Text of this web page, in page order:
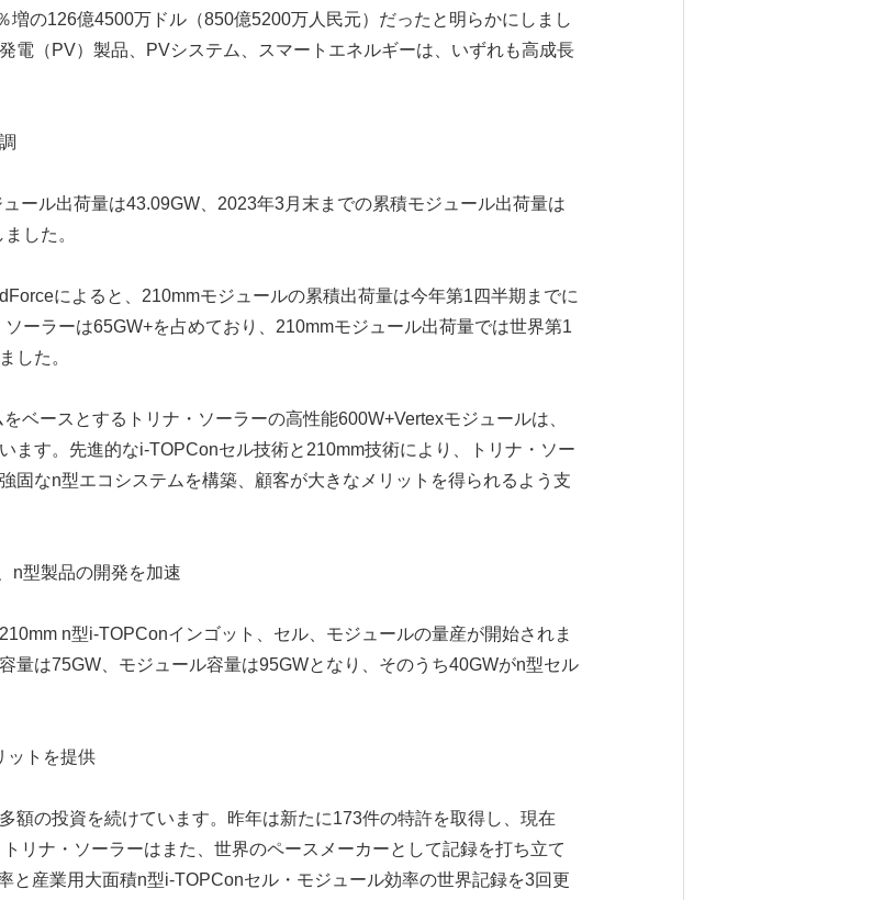
増の126億4500万ドル（850億5200万人民元）だったと明らかにしまし
電（PV）製品、PVシステム、スマートエネルギーは、いずれも高成長
ール出荷量は43.09GW、2023年3月末までの累積モジュール出荷量は
した。
によると、210mmモジュールの累積出荷量は今年第1四半期までに
ーラーは65GW+を占めており、210mmモジュール出荷量では世界第1
した。
ベースとするトリナ・ソーラーの高性能600W+Vertexモジュールは、
ます。先進的なi-TOPConセル技術と210mm技術により、トリナ・ソー
固なn型エコシステムを構築、顧客が大きなメリットを得られるよう支
n型製品の開発を加速
n型i-TOPConインゴット、セル、モジュールの量産が開始されま
量は75GW、モジュール容量は95GWとなり、そのうち40GWがn型セル
ットを提供
額の投資を続けています。昨年は新たに173件の特許を取得し、現在
リナ・ソーラーはまた、世界のペースメーカーとして記録を打ち立て
と産業用大面積n型i-TOPConセル・モジュール効率の世界記録を3回更